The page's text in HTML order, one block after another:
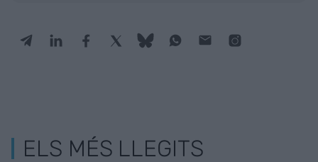
ELS MÉS LLEGITS